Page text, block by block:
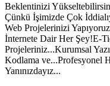
Beklentinizi
Çünkü İşimizde Çok
Web Projelerinizi
İnternete Dair Her Şey!E-
Projeleriniz...Kurumsal
Kodlama ve...Profesyonel
Yanınızdayız...